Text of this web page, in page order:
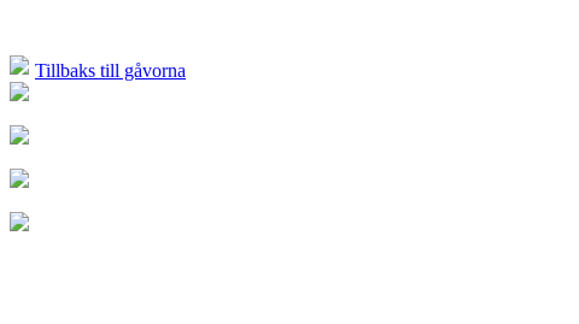
Tillbaks till gåvorna